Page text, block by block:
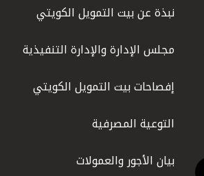
نبذة عن بيت التمويل الكويتي
مجلس الإدارة والإدارة التنفيذية
إفصاحات بيت التمويل الكويتي
التوعية المصرفية
بيان الأجور والعمولات